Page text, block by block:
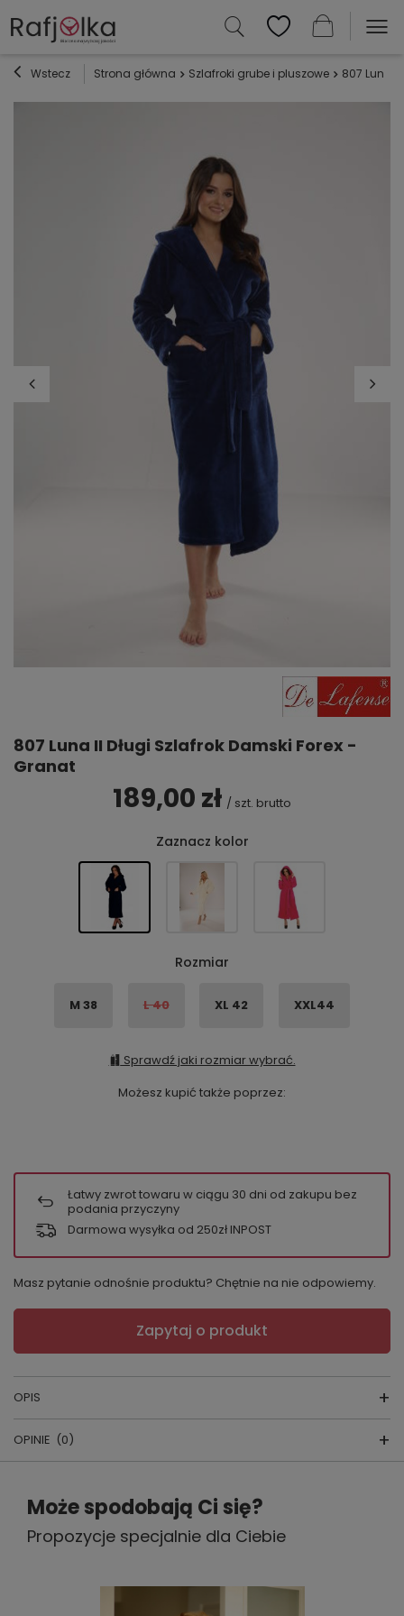
Wstecz Strona główna Szlafroki grube i pluszowe 807 Luna
807 Luna II Długi Szlafrok Damski Forex -
Granat
189,00 zł / szt. brutto
Zaznacz kolor
Rozmiar
M 38 L 40 XL 42 XXL44
Sprawdź jaki rozmiar wybrać.
Możesz kupić także poprzez:
Łatwy zwrot towaru w ciągu 30 dni od zakupu bez
podania przyczyny
Darmowa wysyłka od 250zł INPOST
Masz pytanie odnośnie produktu? Chętnie na nie odpowiemy.
Zapytaj o produkt
OPIS
SZLAFROK LUNA 807
kraj produkcji: POLSKA
skład surowcowy:100 % polyester
OPINIE (0)
Napisz swoją opinię
Twoja ocena:
Może spodobają Ci się?
Propozycje specjalnie dla Ciebie